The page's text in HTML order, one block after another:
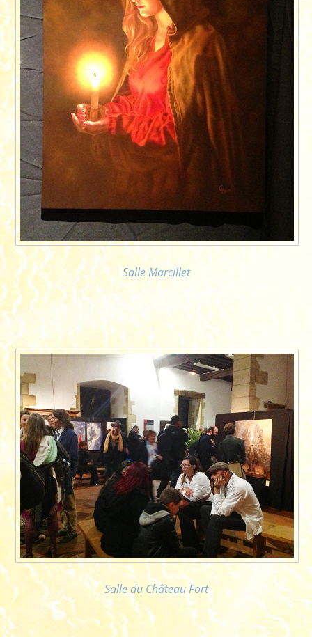
Salle Marcillet
Salle du Château Fort